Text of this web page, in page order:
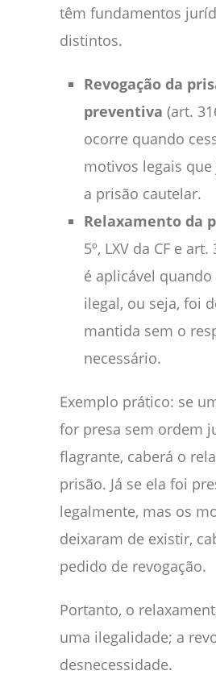
têm fundamentos
distintos.
Revogação da
preventiva (art.
ocorre quando
motivos legais
a prisão cautelar.
Relaxamento da
5º, LXV da CF e art.
é aplicável
ilegal, ou seja, foi
mantida sem o
necessário.
Exemplo prático: se
for presa sem ordem
flagrante, caberá o
prisão. Já se ela foi
legalmente, mas os
deixaram de existir,
pedido de revogação.
Portanto, o
uma ilegalidade; a
desnecessidade.